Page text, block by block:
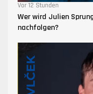
Vor 12 Stunden
Wer wird Julien
nachfolgen?